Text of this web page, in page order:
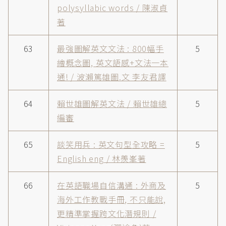
polysyllabic words / 陳淑貞
著
63
最強圖解英文文法 : 800幅手
繪概念圖, 英文語感+文法一本
通! / 波瀨篤雄圖.文 李友君譯
5
64
賴世雄圖解英文法 / 賴世雄總
編審
5
65
談笑用兵 : 英文句型全攻略 =
English eng / 林羨峯著
5
66
在英語職場自信溝通 : 外商及
海外工作教戰手冊, 不只能說,
更精準掌握跨文化潛規則 /
5